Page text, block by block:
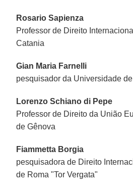
Rosario Sapienza
Professor de Direito
Catania
Gian Maria Farnelli
pesquisador da Universidade
Lorenzo Schiano di Pepe
Professor de Direito da União
de Gênova
Fiammetta Borgia
pesquisadora de Direito
de Roma "Tor Vergata"